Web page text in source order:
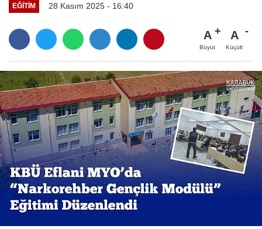
EĞITIM 28 Kasım 2025 - 16:40
A
Büyüt
A
Küçült